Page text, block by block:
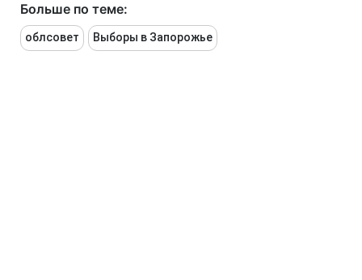
Больше по теме:
облсовет Выборы в Запорожье